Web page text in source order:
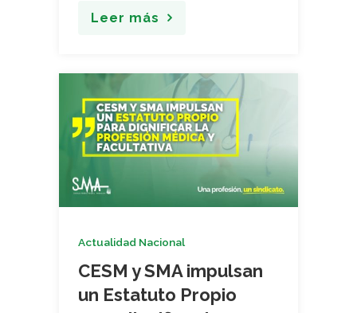
Leer más
Actualidad Nacional
CESM y SMA impulsan
un Estatuto Propio